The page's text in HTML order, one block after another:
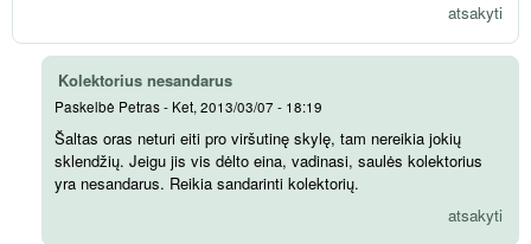
atsakyti
Kolektorius nesandarus
Paskelbė Petras- Ket, 2013/03/07 - 18:19
Šaltas oras neturi eiti pro viršutinę skylę, tam nereikia jokių
sklendžių. Jeigu jis vis dėlto eina, vadinasi, saulės kolektorius
yra nesandarus. Reikia sandarinti kolektorių.
atsakyti